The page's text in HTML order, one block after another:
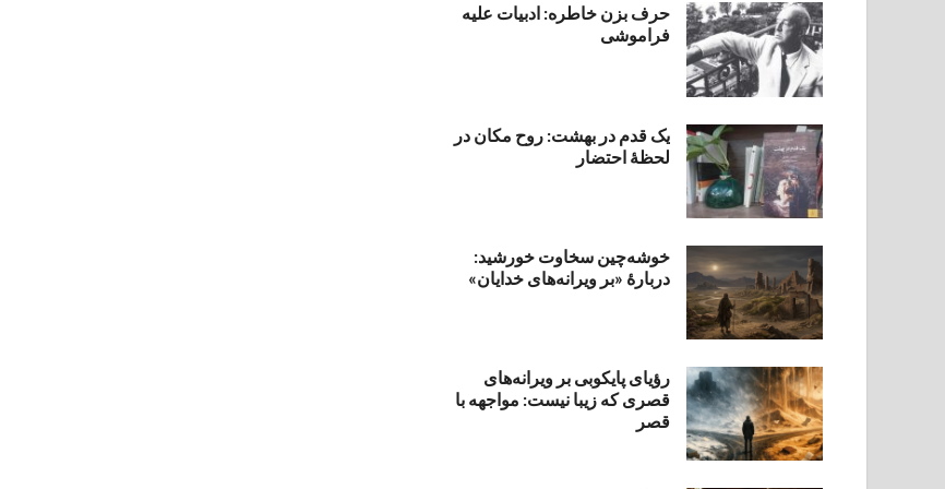
حرف بزن خاطره: ادبیات علیه
فراموشی
یک قدم در بهشت: روح مکان در
لحظهٔ احتضار
خوشه‌چین سخاوت خورشید:
دربارهٔ «بر ویرانه‌های خدایان»
رؤیای پایکوبی بر ویرانه‌های
قصری که زیبا نیست: مواجهه با
قصر